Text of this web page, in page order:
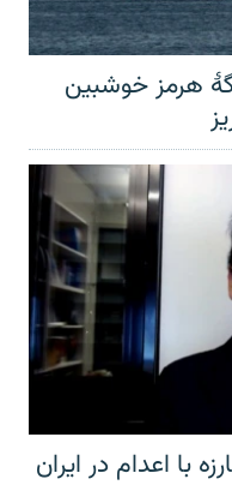
هرمز خوشبین
با اعدام در ایران